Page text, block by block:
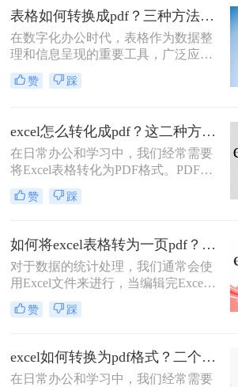
起来。
表格如何转换成pdf？三种方法轻松学会！
在数字化办公时代，表格作为数据整
理和信息呈现的重要工具，广泛应用
于各个领域。然而，为了确保表格在
不同平台和设备上的准确展示，将表
格式稳定性和易于分享的特点，使得
它成为表格转换的理想选择。那么表
格如何转换成pdf呢？本文将介绍三种
将表格转换为PDF的实用方法，帮助
您轻松实现表格的格式化输出。
赞 踩
excel怎么转化成pdf？这二种方法你可以试试！
在日常办公和学习中，我们经常需要
将Excel表格转化为PDF格式。PDF文
件具有跨平台性、不易被篡改的特
点，能够确保表格数据的完整性和准
档。那么excel怎么转化成pdf呢？本文
将介绍两种将Excel表格转化为PDF的
实用方法，帮助您轻松实现这一目
标。
赞 踩
如何将excel表格转为一页pdf？这里给你分享这二种操作方法!
对于数据的统计处理，我们通常会使
用Excel文件来进行，当编辑完Excel
文件后，如果要将Excel文件转换为
PDF文件，我们应该怎么做？怎样把
就来给大家介绍一下excel转pdf的方
法。
赞 踩
excel如何转换为pdf格式？二个简单的方法教大家！
在日常办公和学习中，我们经常需要